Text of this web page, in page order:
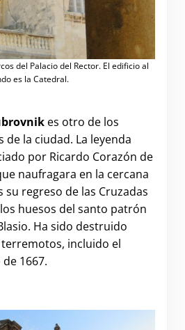
del Palacio del Rector. El edificio al
es la Catedral.
es otro de los
la ciudad. La leyenda
por Ricardo Corazón de
naufragara en la cercana
su regreso de las Cruzadas
huesos del santo patrón
Ha sido destruido
incluido el
1667.